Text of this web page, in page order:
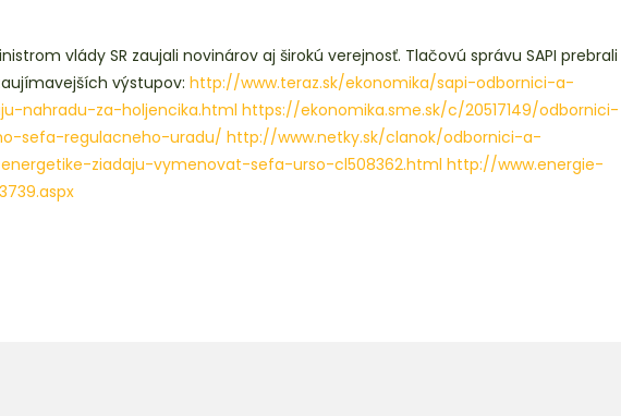
vlády SR zaujali novinárov aj širokú verejnosť. Tlačovú správu SAPI prebrali
výstupov: http://www.teraz.sk/ekonomika/sapi-odbornici-a-
nahradu-za-holjencika.html https://ekonomika.sme.sk/c/20517149/odbornici-
sefa-regulacneho-uradu/ http://www.netky.sk/clanok/odbornici-a-
ziadaju-vymenovat-sefa-urso-cl508362.html http://www.energie-